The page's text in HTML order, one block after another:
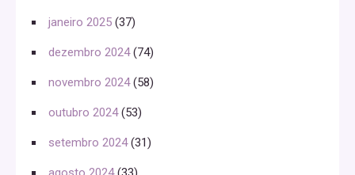
janeiro 2025 (37)
dezembro 2024(74)
novembro 2024(58)
outubro 2024(53)
setembro 2024(31)